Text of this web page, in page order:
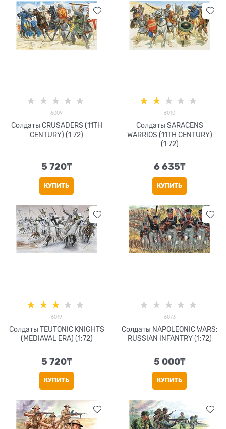
6009
Солдаты CRUSADERS (11TH
CENTURY) (1:72)
5 720₸
КУПИТЬ
6010
Солдаты SARACENS
WARRIOS (11TH CENTURY)
(1:72)
6 635₸
КУПИТЬ
6019
Солдаты TEUTONIC KNIGHTS
(MEDIAVAL ERA) (1:72)
5 720₸
КУПИТЬ
6073
Солдаты NAPOLEONIC WARS:
RUSSIAN INFANTRY (1:72)
5 000₸
КУПИТЬ